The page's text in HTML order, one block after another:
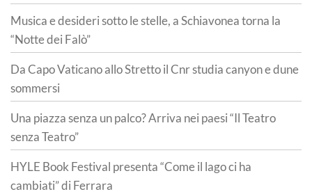
Musica e desideri sotto le stelle, a Schiavonea torna la
“Notte dei Falò”
Da Capo Vaticano allo Stretto il Cnr studia canyon e dune
sommersi
Una piazza senza un palco? Arriva nei paesi “Il Teatro
senza Teatro”
HYLE Book Festival presenta “Come il lago ci ha
cambiati” di Ferrara